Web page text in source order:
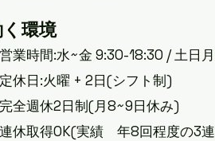
環境
営業時間:水~金 9:30-18:30 / 土日
定休日:火曜 + 2日(シフト制)
完全週休2日制(月8~9日休み)
連休取得OK(実績 年8回程度の3